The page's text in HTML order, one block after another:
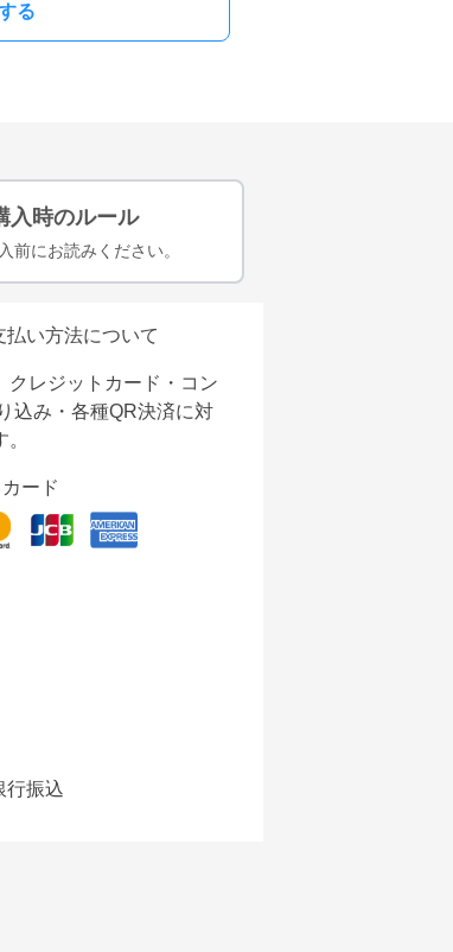
る
入時のルール
前にお読みください。
払い方法について
クレジットカード・コン
込み・各種QR決済に対
ード
行振込